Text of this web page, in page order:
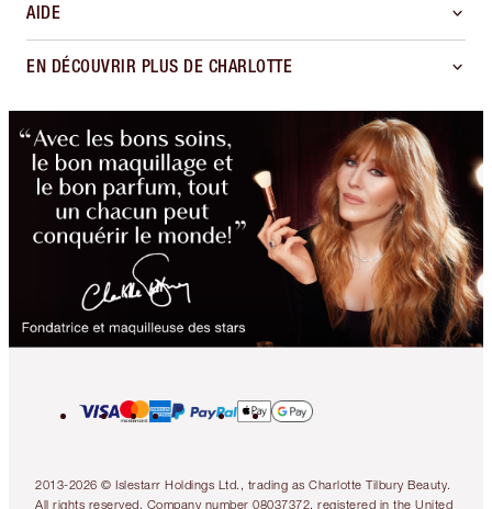
AIDE
EN DÉCOUVRIR PLUS DE CHARLOTTE
2013-2026 © Islestarr Holdings Ltd., trading as Charlotte Tilbury Beauty.
All rights reserved. Company number 08037372, registered in the United